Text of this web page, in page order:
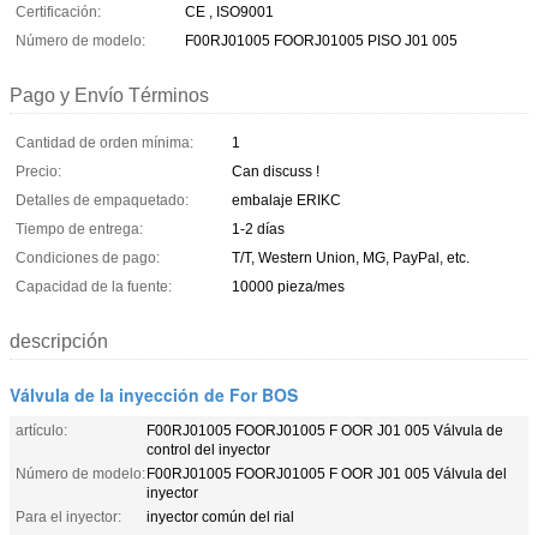
Certificación:
CE , ISO9001
Número de modelo:
F00RJ01005 FOORJ01005 PISO J01 005
Pago y Envío Términos
Cantidad de orden mínima:
1
Precio:
Can discuss !
Detalles de empaquetado:
embalaje ERIKC
Tiempo de entrega:
1-2 días
Condiciones de pago:
T/T, Western Union, MG, PayPal, etc.
Capacidad de la fuente:
10000 pieza/mes
descripción
Válvula de la inyección de For BOS
artículo:
F00RJ01005 FOORJ01005 F OOR J01 005 Válvula de
control del inyector
Número de modelo:F00RJ01005 FOORJ01005 F OOR J01 005 Válvula del
inyector
Para el inyector:
inyector común del rial